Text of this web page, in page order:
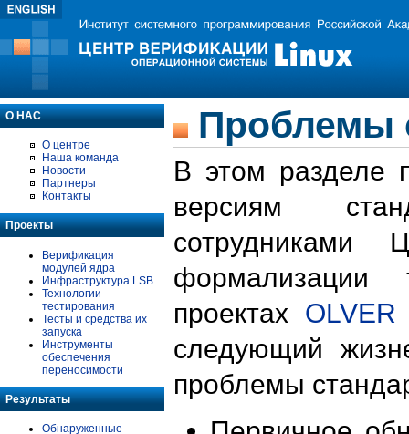
О НАС
О центре
Наша команда
Новости
Партнеры
Контакты
Проекты
Верификация
модулей ядра
Инфраструктура LSB
Технологии
тестирования
Тесты и средства их
запуска
Инструменты
обеспечения
переносимости
Результаты
Обнаруженные
Проблемы
В этом разделе
версиям
формализации
проектах OLVER
следующий
проблемы